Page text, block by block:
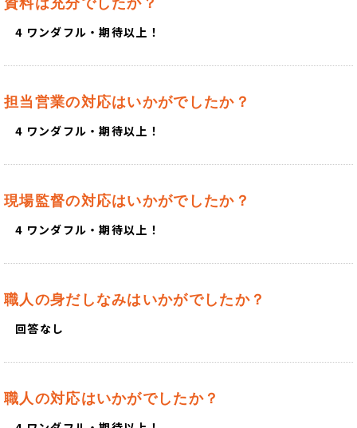
4 ワンダフル・期待以上！
担当営業の対応はいかがでしたか？
4 ワンダフル・期待以上！
現場監督の対応はいかがでしたか？
4 ワンダフル・期待以上！
職人の身だしなみはいかがでしたか？
回答なし
職人の対応はいかがでしたか？